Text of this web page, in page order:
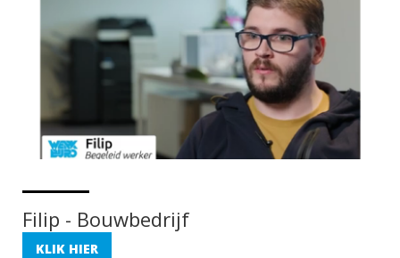
Filip - Bouwbedrijf
KLIK HIER